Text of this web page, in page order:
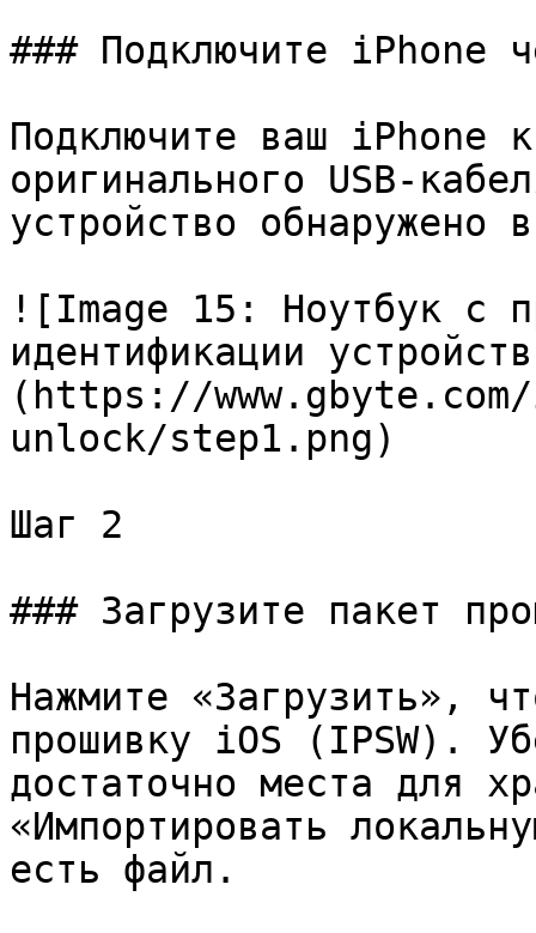
### Подключите iPhone
Подключите ваш iPhone
оригинального USB-
устройство обнаружено
![Image 15: Ноутбук с
идентификации
(https://
unlock/step1.png)
Шаг 2
### Загрузите пакет
Нажмите «Загрузить»,
прошивку iOS (IPSW).
достаточно места для
«Импортировать
есть файл.